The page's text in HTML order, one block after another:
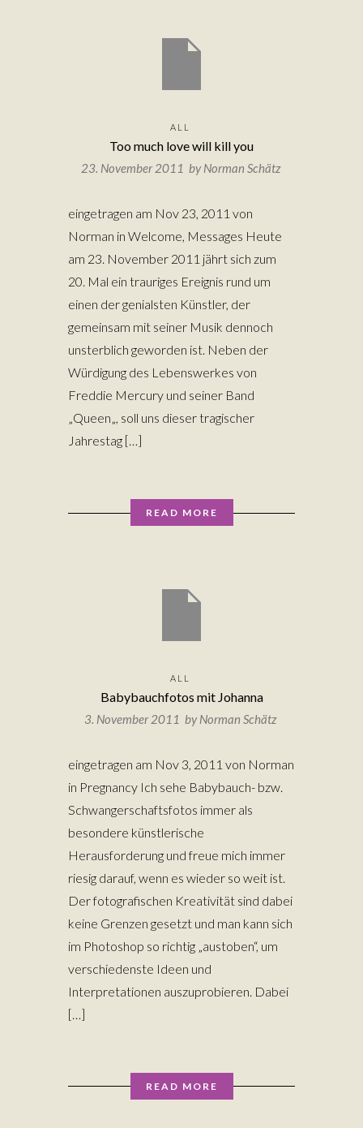
ALL
Too much love will kill you
23. November 2011 byNorman Schätz
eingetragen am Nov 23, 2011 von
Norman in Welcome, Messages Heute
am 23. November 2011 jährt sich zum
20. Mal ein trauriges Ereignis rund um
einen der genialsten Künstler, der
gemeinsam mit seiner Musik dennoch
unsterblich geworden ist. Neben der
Würdigung des Lebenswerkes von
Freddie Mercury und seiner Band
„Queen„, soll uns dieser tragischer
Jahrestag […]
READ MORE
ALL
Babybauchfotos mit Johanna
3. November 2011 byNorman Schätz
eingetragen am Nov 3, 2011 von Norman
in Pregnancy Ich sehe Babybauch- bzw.
Schwangerschaftsfotos immer als
besondere künstlerische
Herausforderung und freue mich immer
riesig darauf, wenn es wieder so weit ist.
Der fotografischen Kreativität sind dabei
keine Grenzen gesetzt und man kann sich
im Photoshop so richtig „austoben“, um
verschiedenste Ideen und
Interpretationen auszuprobieren. Dabei
[…]
READ MORE